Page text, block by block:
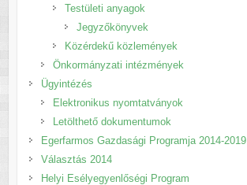
Testületi anyagok
Jegyzőkönyvek
Közérdekű közlemények
Önkormányzati intézmények
Ügyintézés
Elektronikus nyomtatványok
Letölthető dokumentumok
Egerfarmos Gazdasági Programja 2014-2019
Választás 2014
Helyi Esélyegyenlőségi Program